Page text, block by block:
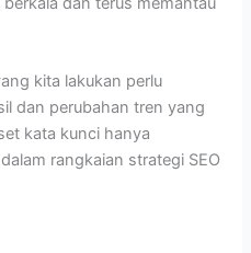
kita lakukan perlu
dan perubahan tren yang
kata kunci hanya
rangkaian strategi SEO